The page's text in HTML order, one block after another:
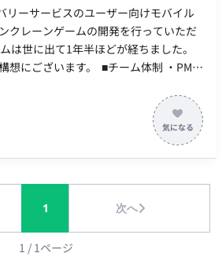
リーサービスのユーザー向けモバイル
クレーンゲームの開発を行っていただ
は世に出て1年半ほどが経ちました。
想にございます。 ■チーム体制 ・PM：
Kubernetes, TiDB, PHP, GCP Java, IoT
良い ■働き方について ・稼働時間：10
：週4以上 ■稼働開始日について 毎月第
なり、締切日は約2週間前となります。
1 次へ
1 / 1ページ